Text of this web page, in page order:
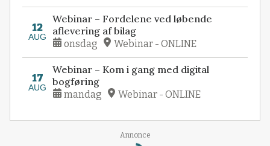
12
AUG
Webinar – Fordelene ved løbende
aflevering af bilag
onsdag Webinar - ONLINE
17
AUG
Webinar – Kom i gang med digital
bogføring
mandag Webinar - ONLINE
Annonce